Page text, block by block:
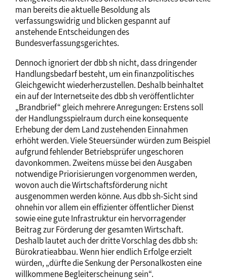
man bereits die aktuelle Besoldung als
verfassungswidrig und blicken gespannt auf
anstehende Entscheidungen des
Bundesverfassungsgerichtes.
Dennoch ignoriert der dbb sh nicht, dass dringender
Handlungsbedarf besteht, um ein finanzpolitisches
Gleichgewicht wiederherzustellen. Deshalb beinhaltet
ein auf der Internetseite des dbb sh veröffentlichter
„Brandbrief“ gleich mehrere Anregungen: Erstens soll
der Handlungsspielraum durch eine konsequente
Erhebung der dem Land zustehenden Einnahmen
erhöht werden. Viele Steuersünder würden zum Beispiel
aufgrund fehlender Betriebsprüfer ungeschoren
davonkommen. Zweitens müsse bei den Ausgaben
notwendige Priorisierungen vorgenommen werden,
wovon auch die Wirtschaftsförderung nicht
ausgenommen werden könne. Aus dbb sh-Sicht sind
ohnehin vor allem ein effizienter öffentlicher Dienst
sowie eine gute Infrastruktur ein hervorragender
Beitrag zur Förderung der gesamten Wirtschaft.
Deshalb lautet auch der dritte Vorschlag des dbb sh:
Bürokratieabbau. Wenn hier endlich Erfolge erzielt
würden, „dürfte die Senkung der Personalkosten eine
willkommene Begleiterscheinung sein“.